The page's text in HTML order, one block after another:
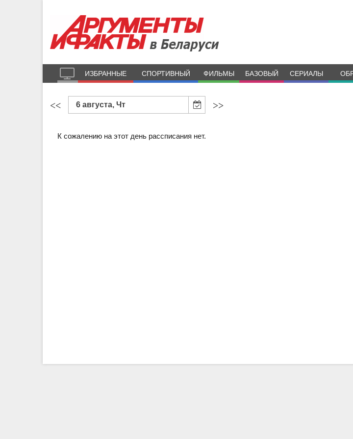
ИЗБРАННЫЕ СПОРТИВНЫЙ ФИЛЬМЫ БАЗОВЫЙ СЕРИАЛЫ
<< 6 августа, Чт >>
К сожалению на этот день рассписания нет.